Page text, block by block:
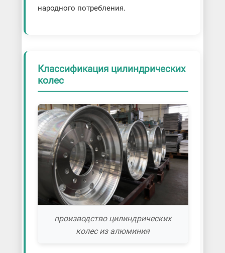
народного потребления.
Классификация цилиндрических
колес
производство цилиндрических
колес из алюминия